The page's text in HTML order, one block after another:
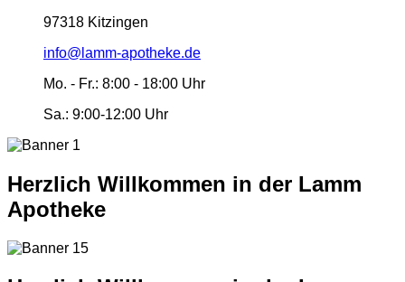
97318 Kitzingen
info@lamm-apotheke.de
Mo. - Fr.: 8:00 - 18:00 Uhr
Sa.: 9:00-12:00 Uhr
Herzlich Willkommen in der Lamm
Apotheke